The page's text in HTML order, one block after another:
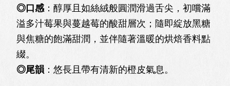
◎口感 ：醇厚且如絲絨般圓潤滑過舌尖，初嚐滿
溢多汁莓果與蔓越莓的酸甜層次；隨即綻放黑糖
與焦糖的飽滿甜潤，並伴隨著溫暖的烘焙香料點
綴。
◎尾韻 ：悠長且帶有清新的橙皮氣息。